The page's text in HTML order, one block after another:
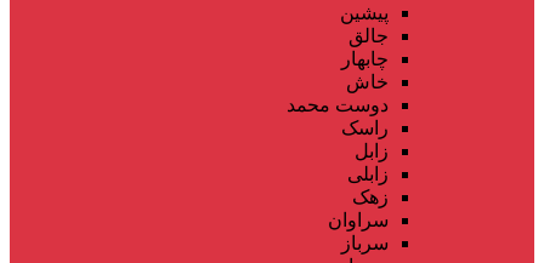
پیشین
جالق
چابهار
خاش
دوست محمد
راسک
زابل
زابلی
زهک
سراوان
سرباز